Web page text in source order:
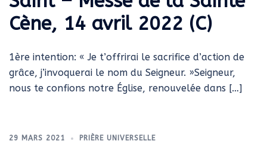
Cène, 14 avril 2022 (C)
1ère intention: « Je t’offrirai le sacrifice d’action de
grâce, j’invoquerai le nom du Seigneur. »Seigneur,
nous te confions notre Église, renouvelée dans […]
29 MARS 2021 PRIÈRE UNIVERSELLE